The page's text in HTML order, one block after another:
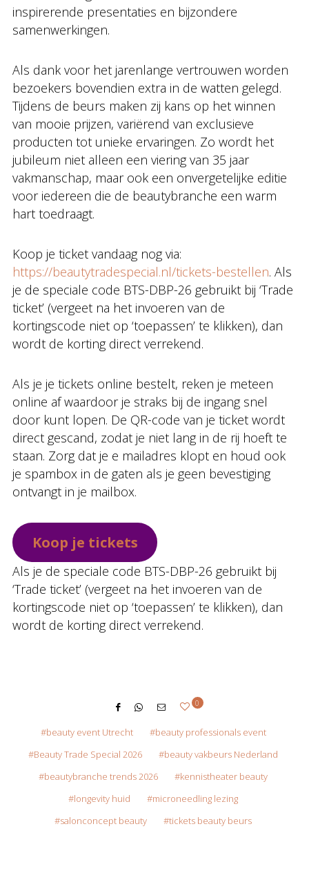
inspirerende presentaties en bijzondere
samenwerkingen.
Als dank voor het jarenlange vertrouwen worden
bezoekers bovendien extra in de watten gelegd.
Tijdens de beurs maken zij kans op het winnen
van mooie prijzen, variërend van exclusieve
producten tot unieke ervaringen. Zo wordt het
jubileum niet alleen een viering van 35 jaar
vakmanschap, maar ook een onvergetelijke editie
voor iedereen die de beautybranche een warm
hart toedraagt.
Koop je ticket vandaag nog via:
https://beautytradespecial.nl/tickets-bestellen. Als
je de speciale code BTS-DBP-26 gebruikt bij ‘Trade
ticket’ (vergeet na het invoeren van de
kortingscode niet op ‘toepassen’ te klikken), dan
wordt de korting direct verrekend.
Als je je tickets online bestelt, reken je meteen
online af waardoor je straks bij de ingang snel
door kunt lopen. De QR-code van je ticket wordt
direct gescand, zodat je niet lang in de rij hoeft te
staan. Zorg dat je e mailadres klopt en houd ook
je spambox in de gaten als je geen bevestiging
ontvangt in je mailbox.
Koop je tickets
Als je de speciale code BTS-DBP-26 gebruikt bij
‘Trade ticket’ (vergeet na het invoeren van de
kortingscode niet op ‘toepassen’ te klikken), dan
wordt de korting direct verrekend.
0
beauty event Utrecht
beauty professionals event
Beauty Trade Special 2026
beauty vakbeurs Nederland
beautybranche trends 2026
kennistheater beauty
longevity huid
microneedling lezing
salonconcept beauty
tickets beauty beurs